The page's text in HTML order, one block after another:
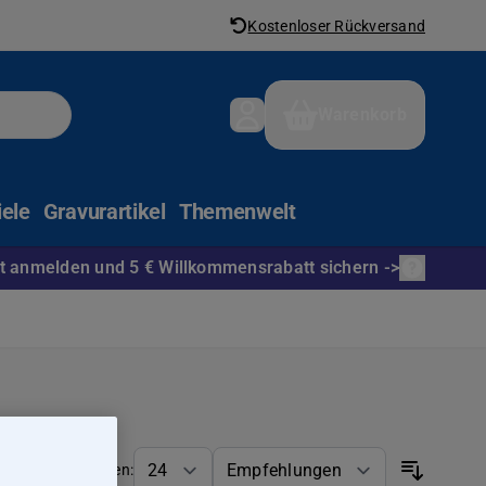
Kostenloser Rückversand
Gravurartikel Themenwelt
anmelden und 5 € Willkommensrabatt sichern ->
Anzeigen: